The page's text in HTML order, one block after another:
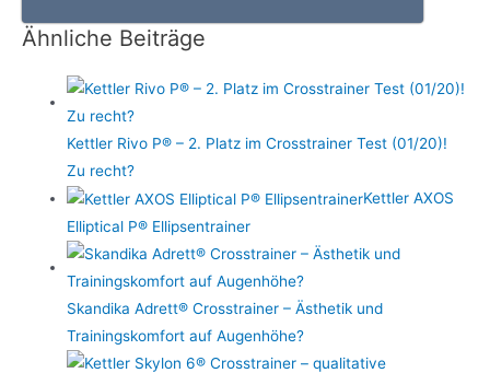
Ähnliche Beiträge
Kettler Rivo P® – 2. Platz im Crosstrainer Test (01/20)!
Zu recht?
Kettler AXOS
Elliptical P® Ellipsentrainer
Skandika Adrett® Crosstrainer – Ästhetik und
Trainingskomfort auf Augenhöhe?